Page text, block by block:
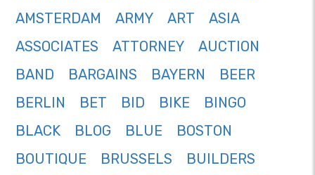
AMSTERDAM
ARMY ART
ASIA
ASSOCIATES
ATTORNEY
AUCTION
BAND
BARGAINS BAYERN
BEER
BERLIN
BET BID BIKE
BINGO
BLACK
BLOG BLUE
BOSTON
BOUTIQUE
BRUSSELS
BUILDERS